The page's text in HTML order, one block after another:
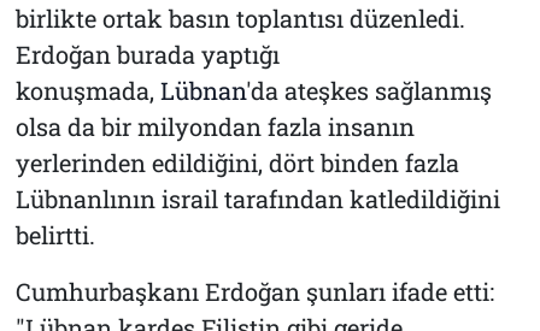
birlikte ortak basın toplantısı düzenledi.
Erdoğan burada yaptığı
konuşmada, Lübnan'da ateşkes sağlanmış
olsa da bir milyondan fazla insanın
yerlerinden edildiğini, dört binden fazla
Lübnanlının israil tarafından katledildiğini
belirtti.
Cumhurbaşkanı Erdoğan şunları ifade etti: